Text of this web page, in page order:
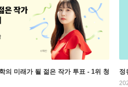
의 미래가 될 젊은 작가 투표 - 1위 청
정